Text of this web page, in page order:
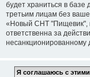
будет храниться в
третьим лицам без
«Новый СНТ "Пищевик",
ответственна за
несанкционированному